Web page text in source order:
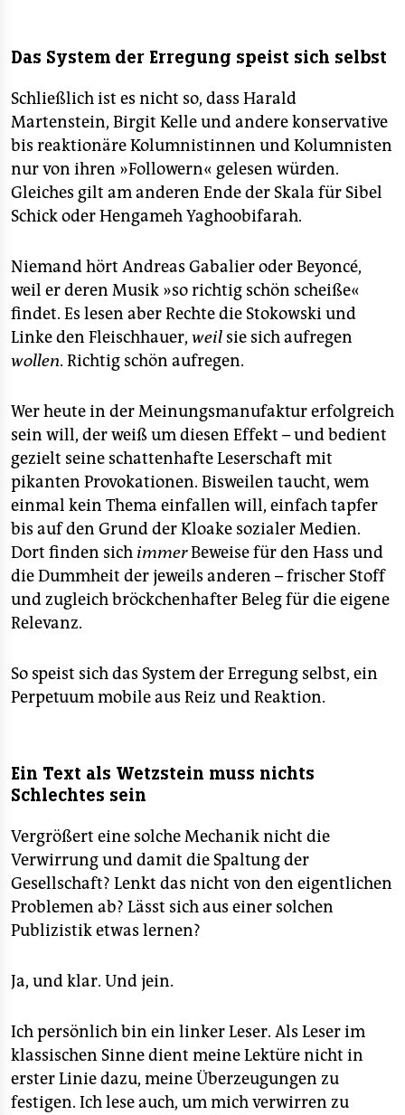
Das System der Erregung speist sich selbst
Schließlich ist es nicht so, dass Harald
Martenstein, Birgit Kelle und andere konservative
bis reaktionäre Kolumnistinnen und Kolumnisten
nur von ihren »Followern« gelesen würden.
Gleiches gilt am anderen Ende der Skala für Sibel
Schick oder Hengameh Yaghoobifarah.
Niemand hört Andreas Gabalier oder Beyoncé,
weil er deren Musik »so richtig schön scheiße«
findet. Es lesen aber Rechte die Stokowski und
Linke den Fleischhauer, weil sie sich aufregen
wollen. Richtig schön aufregen.
Wer heute in der Meinungsmanufaktur erfolgreich
sein will, der weiß um diesen Effekt – und bedient
gezielt seine schattenhafte Leserschaft mit
pikanten Provokationen. Bisweilen taucht, wem
einmal kein Thema einfallen will, einfach tapfer
bis auf den Grund der Kloake sozialer Medien.
Dort finden sich immerBeweise für den Hass und
die Dummheit der jeweils anderen – frischer Stoff
und zugleich bröckchenhafter Beleg für die eigene
Relevanz.
So speist sich das System der Erregung selbst, ein
Perpetuum mobile aus Reiz und Reaktion.
Ein Text als Wetzstein muss nichts
Schlechtes sein
Vergrößert eine solche Mechanik nicht die
Verwirrung und damit die Spaltung der
Gesellschaft? Lenkt das nicht von den eigentlichen
Problemen ab? Lässt sich aus einer solchen
Publizistik etwas lernen?
Ja, und klar. Und jein.
Ich persönlich bin ein linker Leser. Als Leser im
klassischen Sinne dient meine Lektüre nicht in
erster Linie dazu, meine Überzeugungen zu
festigen. Ich lese auch, um mich verwirren zu